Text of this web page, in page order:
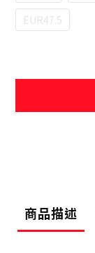
EUR47.5
商品描述